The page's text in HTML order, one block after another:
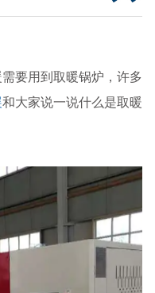
要用到取暖锅炉，许多
和大家说一说什么是取暖